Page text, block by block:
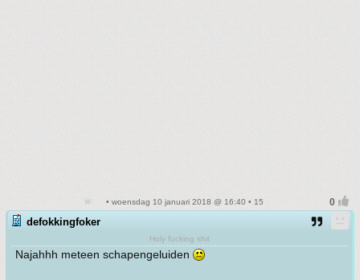
• woensdag 10 januari 2018 @ 16:40 • 15
defokkingfoker
Holy fucking shit
Najahhh meteen schapengeluiden